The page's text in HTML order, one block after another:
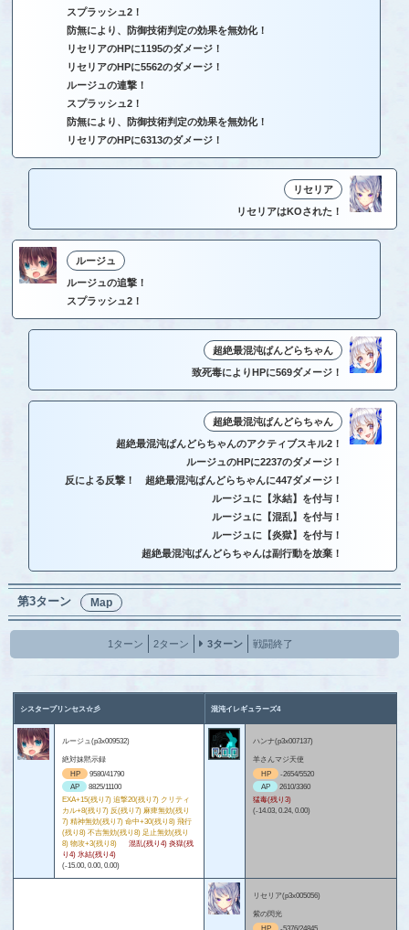
スプラッシュ2！
防無により、防御技術判定の効果を無効化！
リセリアのHPに1195のダメージ！
リセリアのHPに5562のダメージ！
ルージュの連撃！
スプラッシュ2！
防無により、防御技術判定の効果を無効化！
リセリアのHPに6313のダメージ！
リセリア
リセリアはKOされた！
ルージュ
ルージュの追撃！
スプラッシュ2！
超絶最混沌ぱんどらちゃん
致死毒によりHPに569ダメージ！
超絶最混沌ぱんどらちゃん
超絶最混沌ぱんどらちゃんのアクティブスキル2！
ルージュのHPに2237のダメージ！
反による反撃！ 超絶最混沌ぱんどらちゃんに447ダメージ！
ルージュに【氷結】を付与！
ルージュに【混乱】を付与！
ルージュに【炎獄】を付与！
超絶最混沌ぱんどらちゃんは副行動を放棄！
第3ターン Map
1ターン 2ターン 3ターン 戦闘終了
シスタープリンセス☆彡 混沌イレギュラーズ4
ルージュ(p3x009532)
絶対妹黙示録
HP
9580/41790
AP
8825/11100
EXA+15(残り7) 追撃20(残り7) クリティ
カル+8(残り7) 反(残り7) 麻痺無効(残り
7) 精神無効(残り7) 命中+30(残り8) 飛行
(残り8) 不吉無効(残り8) 足止無効(残り
8) 物攻+3(残り8)
混乱(残り4) 炎獄(残
り4) 氷結(残り4)
(-15.00, 0.00, 0.00)
ハンナ(p3x007137)
羊さんマジ天使
HP
-2654/5520
AP
2610/3360
猛毒(残り3)
(-14.03, 0.24, 0.00)
リセリア(p3x005056)
紫の閃光